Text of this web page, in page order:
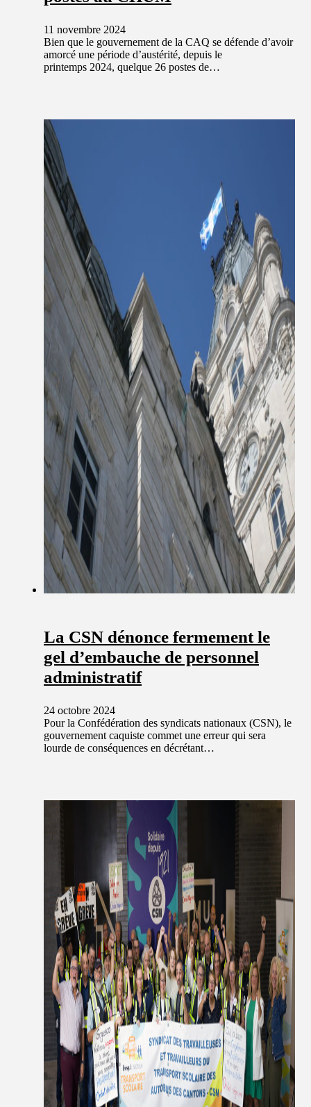
11 novembre 2024
Bien que le gouvernement de la CAQ se défende d’avoir
amorcé une période d’austérité, depuis le
printemps 2024, quelque 26 postes de…
La CSN dénonce fermement le
gel d’embauche de personnel
administratif
24 octobre 2024
Pour la Confédération des syndicats nationaux (CSN), le
gouvernement caquiste commet une erreur qui sera
lourde de conséquences en décrétant…